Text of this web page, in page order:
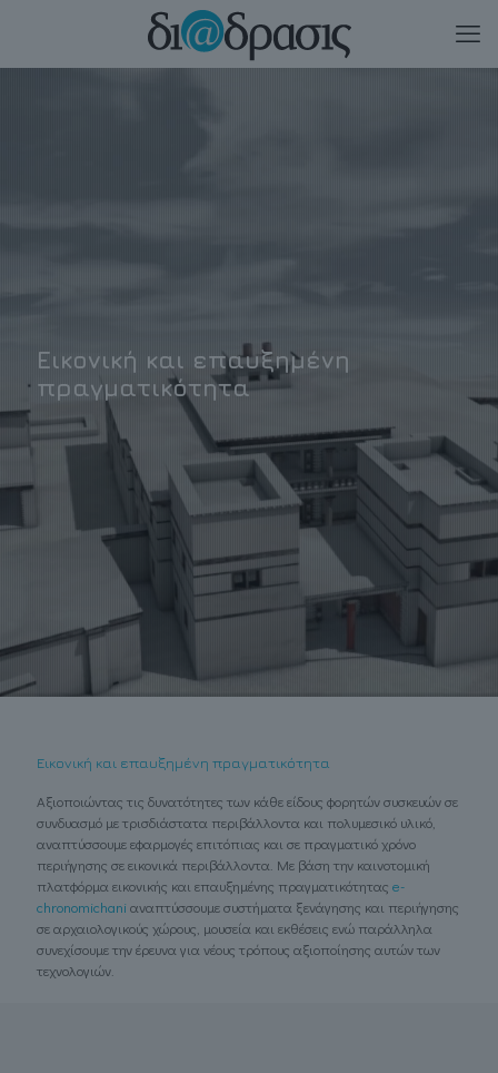
Εικονική και επαυξημένη
πραγματικότητα
Εικονική και επαυξημένη πραγματικότητα
Αξιοποιώντας τις δυνατότητες των κάθε είδους φορητών συσκευών σε
συνδυασμό με τρισδιάστατα περιβάλλοντα και πολυμεσικό υλικό,
αναπτύσσουμε εφαρμογές επιτόπιας και σε πραγματικό χρόνο
περιήγησης σε εικονικά περιβάλλοντα. Με βάση την καινοτομική
πλατφόρμα εικονικής και επαυξημένης πραγματικότητας e-
chronomichani αναπτύσσουμε συστήματα ξενάγησης και περιήγησης
σε αρχαιολογικούς χώρους, μουσεία και εκθέσεις ενώ παράλληλα
συνεχίσουμε την έρευνα για νέους τρόπους αξιοποίησης αυτών των
τεχνολογιών.